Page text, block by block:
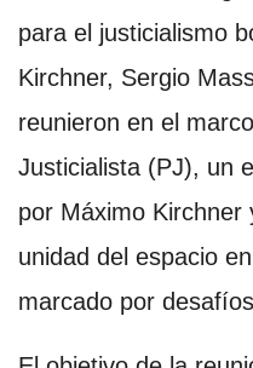
para el justicialismo
Kirchner, Sergio
reunieron en el
Justicialista (PJ), un
por Máximo Kirchner
unidad del espacio
marcado por